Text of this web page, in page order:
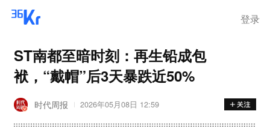
登录
ST南都至暗时刻：再生铅成包
袱，“戴帽”后3天暴跌近50%
时代周报 2026年05月08日 12:59